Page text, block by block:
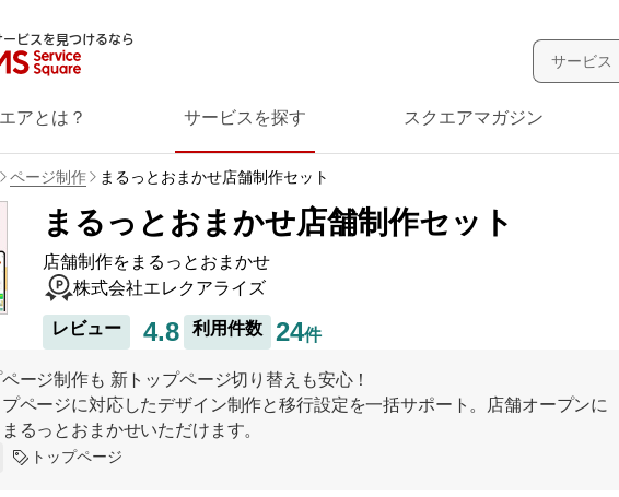
ビスを見つけるなら
アとは？ サービスを探す スクエアマガジン
ページ制作 まるっとおまかせ店舗制作セット
まるっとおまかせ店舗制作セット
店舗制作をまるっとおまかせ
株式会社エレクアライズ
レビュー 4.8 利用件数 24件
ージ制作も 新トップページ切り替えも安心！
ページに対応したデザイン制作と移行設定を一括サポート。店舗オープンに
るっとおまかせいただけます。
トップページ